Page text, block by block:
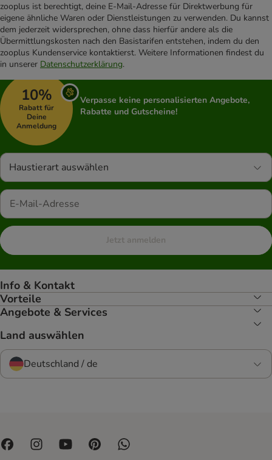
zooplus ist berechtigt, deine E-Mail-Adresse für Direktwerbung für
eigene ähnliche Waren oder Dienstleistungen zu verwenden. Du kannst
dem jederzeit widersprechen, ohne dass hierfür andere als die
Übermittlungskosten nach den Basistarifen entstehen, indem du den
zooplus Kundenservice kontaktierst. Weitere Informationen findest du
in unserer Datenschutzerklärung.
10%
Rabatt für
Deine
Anmeldung
Verpasse keine personalisierten Angebote,
Rabatte und Gutscheine!
Haustierart auswählen
Jetzt anmelden
Info & Kontakt
Vorteile
Angebote & Services
Land auswählen
Deutschland / de